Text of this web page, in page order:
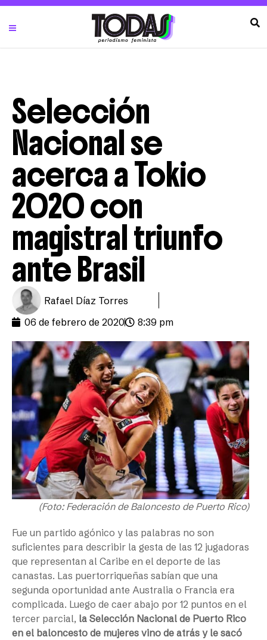
Selección
Nacional se
acerca a Tokio
2020 con
magistral triunfo
ante Brasil
Rafael Díaz Torres
06 de febrero de 2020
8:39 pm
(Foto: Federación de Baloncesto de Puerto Rico)
Fue un partido agónico y las palabras no son
suficientes para describir la gesta de las 12 jugadoras
que representan al Caribe en el deporte de las
canastas. Las puertorriqueñas sabían que una
segunda oportunidad ante Australia o Francia era
complicada. Luego de caer abajo por 12 puntos en el
tercer parcial, la Selección Nacional de Puerto Rico
en el baloncesto de mujeres vino de atrás y le sacó